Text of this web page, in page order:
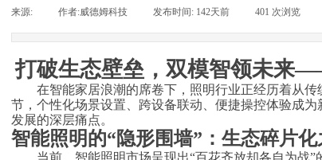
来源: 作者:威德姆科技 发布时间: 142天前 401 次浏览
打破生态壁垒，双模智领未来
在智能家居浪潮的席卷下，照明行业正经历着从
节，个性化场景设置、跨设备联动、便捷操控体验成
发展的深层痛点。
智能照明的“隐形围墙”：生态碎片化
当前，智能照明市场呈现出“百花齐放却各自为战”